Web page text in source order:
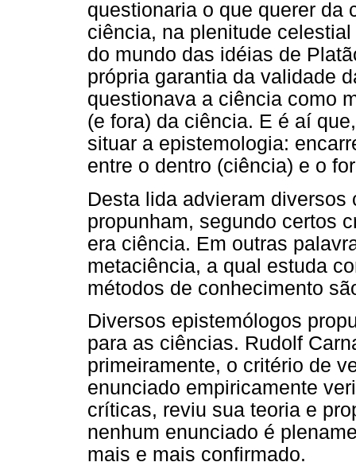
questionaria o que querer da
ciência, na plenitude
do mundo das idéias de
própria garantia da validade
questionava a ciência como
(e fora) da ciência. E é aí
situar a epistemologia:
entre o dentro (ciência) e o
Desta lida advieram
propunham, segundo certos
era ciência. Em outras
metaciência, a qual estuda
métodos de conhecimento
Diversos epistemólogos
para as ciências. Rudolf
primeiramente, o critério de
enunciado empiricamente
críticas, reviu sua teoria e
nenhum enunciado é
mais e mais confirmado.